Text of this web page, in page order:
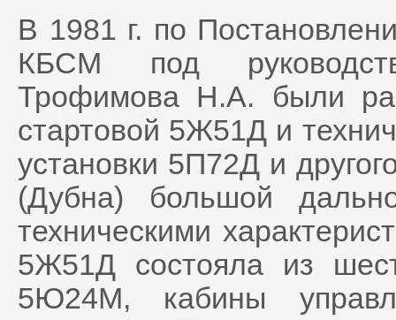
В 1981 г. по
КБСМ под
Трофимова Н.А. были
стартовой 5Ж51Д и
установки 5П72Д и
(Дубна) большой
техническими
5Ж51Д состояла из
5Ю24М, кабины